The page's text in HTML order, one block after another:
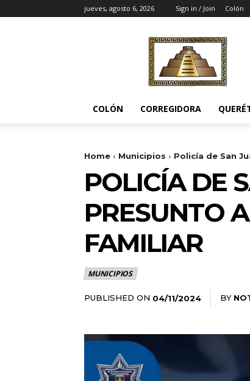
jueves, agosto 6, 2026 Sign in / Join Colón
Noticias
del
Pueblito
COLÓN CORREGIDORA
Home Municipios Policía de San
POLICÍA DE
PRESUNTO
FAMILIAR
MUNICIPIOS
PUBLISHED ON 04/11/2024 BY